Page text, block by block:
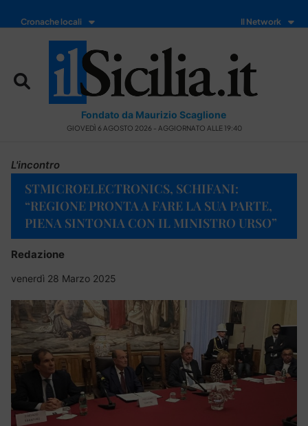
Cronache locali Il Network
Fondato da Maurizio Scaglione
GIOVEDÌ 6 AGOSTO 2026 - AGGIORNATO ALLE 19:40
L'incontro
STMICROELECTRONICS, SCHIFANI:
“REGIONE PRONTA A FARE LA SUA PARTE,
PIENA SINTONIA CON IL MINISTRO URSO”
Redazione
venerdì 28 Marzo 2025